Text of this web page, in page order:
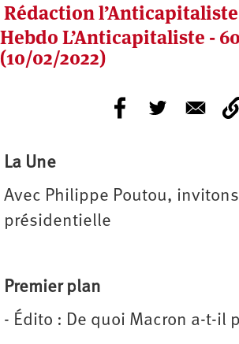
Rédaction
Hebdo L’Anticapitaliste -
(10/02/2022)
La Une
Avec Philippe Poutou,
présidentielle
Premier plan
- Édito : De quoi Macron a-t-il